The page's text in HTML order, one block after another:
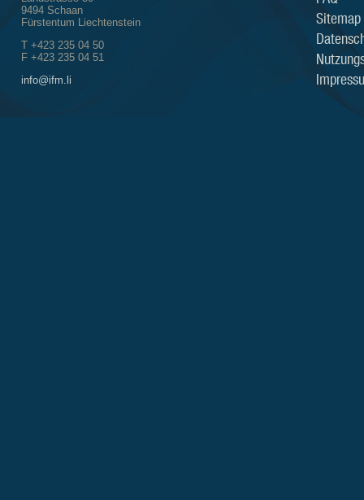
9494 Schaan
Fürstentum Liechtenstein
T +423 235 04 50
F +423 235 04 51
info@ifm.li
Sitemap